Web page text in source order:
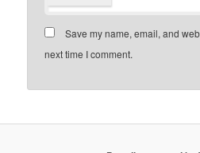
Save my name, email, and
next time I comment.